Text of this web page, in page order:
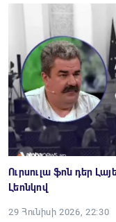
Ուրսուլա ֆոն դեր
Լեոնկով
29 Հունիսի 2026, 22:30